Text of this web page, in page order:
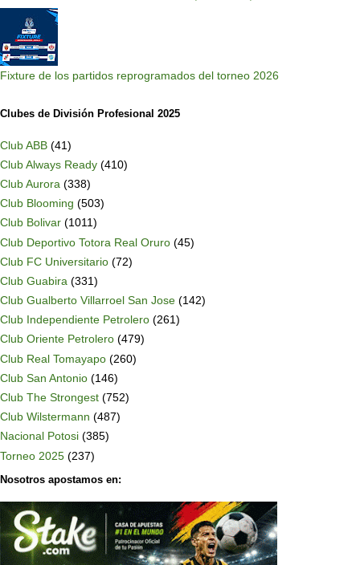
Fixture de los partidos reprogramados del torneo 2026
Clubes de División Profesional 2025
Club ABB (41)
Club Always Ready (410)
Club Aurora (338)
Club Blooming (503)
Club Bolivar (1011)
Club Deportivo Totora Real Oruro (45)
Club FC Universitario (72)
Club Guabira (331)
Club Gualberto Villarroel San Jose (142)
Club Independiente Petrolero (261)
Club Oriente Petrolero (479)
Club Real Tomayapo (260)
Club San Antonio (146)
Club The Strongest (752)
Club Wilstermann (487)
Nacional Potosi (385)
Torneo 2025 (237)
Nosotros apostamos en: